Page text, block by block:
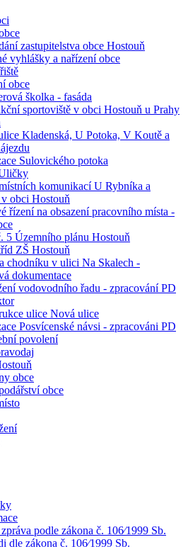
zastupitelstva obce Hostouň
vyhlášky a nařízení obce
obce
školka - fasáda
sportoviště v obci Hostouň u Prahy
Kladenská, U Potoka, V Koutě a
Sulovického potoka
komunikací U Rybníka a
obci Hostouň
řízení na obsazení pracovního místa -
5 Územního plánu Hostouň
ZŠ Hostouň
chodníku v ulici Na Skalech -
dokumentace
vodovodního řadu - zpracování PD
ulice Nová ulice
Posvícenské návsi - zpracováni PD
povolení
obce
obce
podle zákona č. 106⁄1999 Sb.
dle zákona č. 106⁄1999 Sb.